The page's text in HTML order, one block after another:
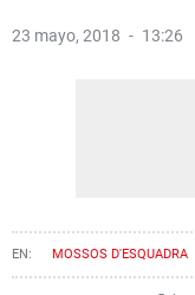
23 mayo, 2018 13:26
MOSSOS D'ESQUADRA